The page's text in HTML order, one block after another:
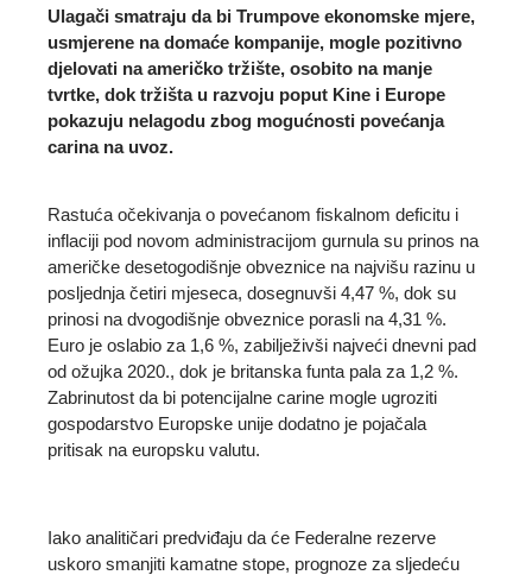
Ulagači smatraju da bi Trumpove ekonomske mjere,
usmjerene na domaće kompanije, mogle pozitivno
djelovati na američko tržište, osobito na manje
tvrtke, dok tržišta u razvoju poput Kine i Europe
pokazuju nelagodu zbog mogućnosti povećanja
carina na uvoz.
Rastuća očekivanja o povećanom fiskalnom deficitu i
inflaciji pod novom administracijom gurnula su prinos na
američke desetogodišnje obveznice na najvišu razinu u
posljednja četiri mjeseca, dosegnuvši 4,47 %, dok su
prinosi na dvogodišnje obveznice porasli na 4,31 %.
Euro je oslabio za 1,6 %, zabilježivši najveći dnevni pad
od ožujka 2020., dok je britanska funta pala za 1,2 %.
Zabrinutost da bi potencijalne carine mogle ugroziti
gospodarstvo Europske unije dodatno je pojačala
pritisak na europsku valutu.
Iako analitičari predviđaju da će Federalne rezerve
uskoro smanjiti kamatne stope, prognoze za sljedeću